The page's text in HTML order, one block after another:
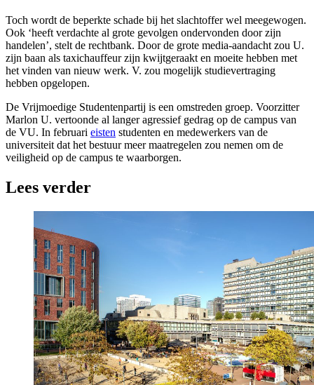
Toch wordt de beperkte schade bij het slachtoffer wel meegewogen.
Ook ‘heeft verdachte al grote gevolgen ondervonden door zijn
handelen’, stelt de rechtbank. Door de grote media-aandacht zou U.
zijn baan als taxichauffeur zijn kwijtgeraakt en moeite hebben met
het vinden van nieuw werk. V. zou mogelijk studievertraging
hebben opgelopen.
De Vrijmoedige Studentenpartij is een omstreden groep. Voorzitter
Marlon U. vertoonde al langer agressief gedrag op de campus van
de VU. In februari eisten studenten en medewerkers van de
universiteit dat het bestuur meer maatregelen zou nemen om de
veiligheid op de campus te waarborgen.
Lees verder